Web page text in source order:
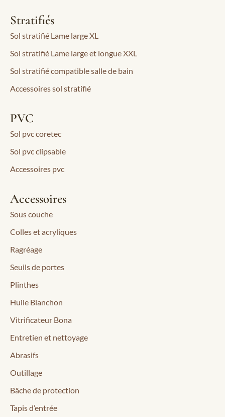
Stratifiés
Sol stratifié Lame large XL
Sol stratifié Lame large et longue XXL
Sol stratifié compatible salle de bain
Accessoires sol stratifié
PVC
Sol pvc coretec
Sol pvc clipsable
Accessoires pvc
Accessoires
Sous couche
Colles et acryliques
Ragréage
Seuils de portes
Plinthes
Huile Blanchon
Vitrificateur Bona
Entretien et nettoyage
Abrasifs
Outillage
Bâche de protection
Tapis d’entrée